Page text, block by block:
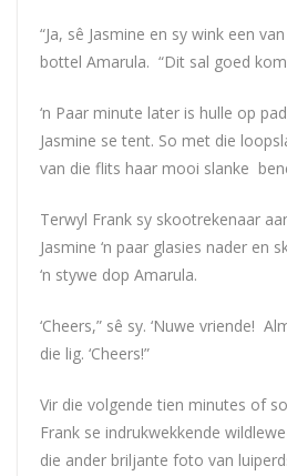
“Ja, sê Jasmine en sy wink een
bottel Amarula. “Dit sal goed
‘n Paar minute later is hulle op
Jasmine se tent. So met die
van die flits haar mooi slanke
Terwyl Frank sy skootrekenaar
Jasmine ‘n paar glasies nader en
‘n stywe dop Amarula.
‘Cheers,” sê sy. ‘Nuwe vriende!
die lig. ‘Cheers!”
Vir die volgende tien minutes of
Frank se indrukwekkende
die ander briljante foto van